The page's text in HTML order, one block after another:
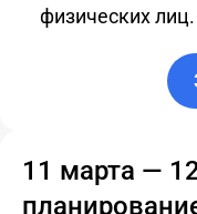
физических лиц.
11 марта —